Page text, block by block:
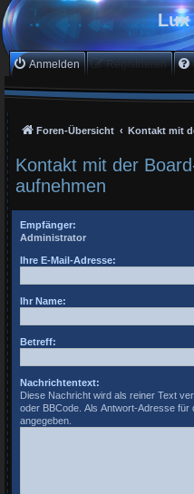
Lux
Anmelden Registrieren
Foren-Übersicht Kontakt mit
Kontakt mit der
aufnehmen
Empfänger:
Administrator
Ihre E-Mail-Adresse:
Ihr Name:
Betreff:
Nachrichtentext:
Diese Nachricht wird als reiner Text
oder BBCode. Als Antwort-Adresse für
angegeben.